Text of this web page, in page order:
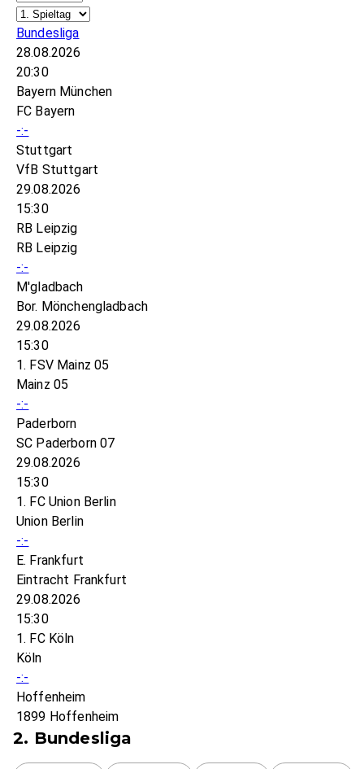
Bundesliga
28.08.2026
20:30
Bayern München
FC Bayern
-:-
Stuttgart
VfB Stuttgart
29.08.2026
15:30
RB Leipzig
RB Leipzig
-:-
M'gladbach
Bor. Mönchengladbach
29.08.2026
15:30
1. FSV Mainz 05
Mainz 05
-:-
Paderborn
SC Paderborn 07
29.08.2026
15:30
1. FC Union Berlin
Union Berlin
-:-
E. Frankfurt
Eintracht Frankfurt
29.08.2026
15:30
1. FC Köln
Köln
-:-
Hoffenheim
1899 Hoffenheim
2. Bundesliga